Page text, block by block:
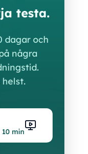
testa.
dagar och
några
min